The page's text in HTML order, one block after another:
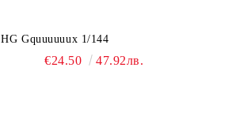
HG Gquuuuuux 1/144
€24.50 47.92лв.